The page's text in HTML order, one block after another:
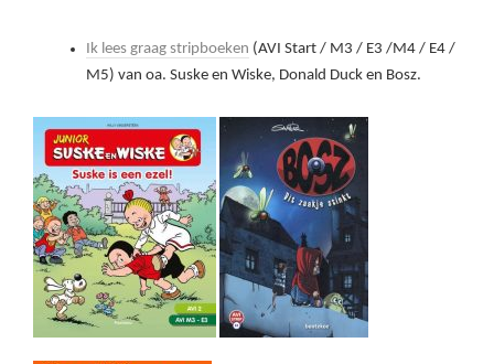
Ik lees graag stripboeken (AVI Start / M3 / E3 /M4 / E4 /
M5) van oa. Suske en Wiske, Donald Duck en Bosz.